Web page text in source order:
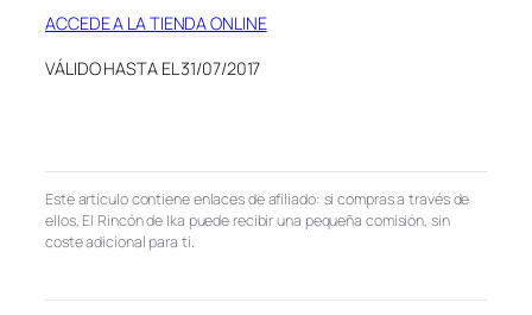
ACCEDE A LA TIENDA ONLINE
VÁLIDO HASTA EL 31/07/2017
Este artículo contiene enlaces de afiliado: si compras a través de
ellos, El Rincón de Ika puede recibir una pequeña comisión, sin
coste adicional para ti.